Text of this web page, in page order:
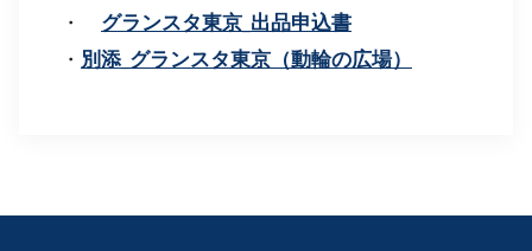
・ グランスタ東京_出品申込書
・ 別添_グランスタ東京（動輪の広場）